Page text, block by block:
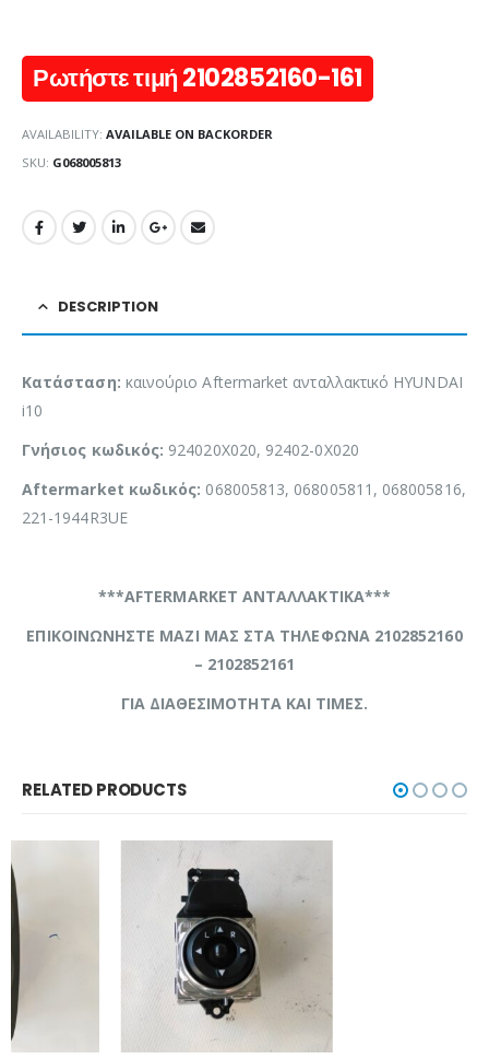
Ρωτήστε τιμή 2102852160-161
AVAILABILITY: AVAILABLE ON BACKORDER
SKU: G068005813
DESCRIPTION
Κατάσταση: καινούριο Aftermarket ανταλλακτικό HYUNDAI
i10
Γνήσιος κωδικός: 924020X020, 92402-0X020
Aftermarket κωδικός: 068005813, 068005811, 068005816,
221-1944R3UE
***AFTERMARKET ΑΝΤΑΛΛΑΚΤΙΚΑ***
ΕΠΙΚΟΙΝΩΝΗΣΤΕ ΜΑΖΙ ΜΑΣ ΣΤΑ ΤΗΛΕΦΩΝΑ 2102852160
– 2102852161
ΓΙΑ ΔΙΑΘΕΣΙΜΟΤΗΤΑ ΚΑΙ ΤΙΜΕΣ.
RELATED PRODUCTS